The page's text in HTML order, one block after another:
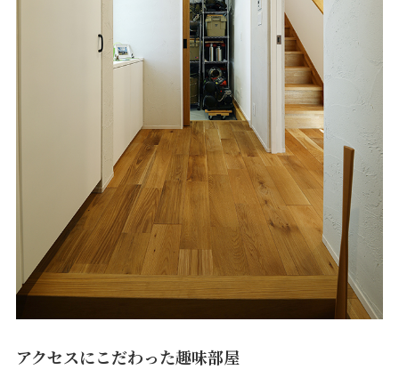
アクセスにこだわった趣味部屋